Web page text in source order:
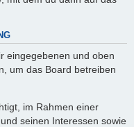
eingegebenen und oben
um das Board betreiben
im Rahmen einer
seinen Interessen sowie